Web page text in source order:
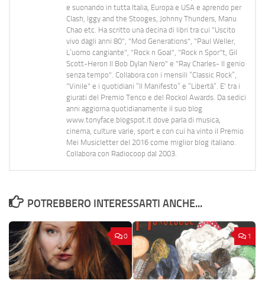
e suonando in tutta Italia, Europa e USA e aprendo per
Clash, Iggy and the Stooges, Johnny Thunders, Manu
Chao etc. Ha scritto una decina di libri tra cui "Uscito
vivo dagli anni 80", "Mod Generations", "Paul Weller,
L’uomo cangiante", "Rock n Goal", "Rock n Spor"t, Gil
Scott-Heron Il Bob Dylan Nero" e "Ray Charles- Il genio
senza tempo". Collabora con i mensili “Classic Rock”,
"Vinile" e i quotidiani “Il Manifesto” e “Libertà”. E' tra i
giurati del Premio Tenco e del Rockol Awards. Da sedici
anni aggiorna quotidianamente il suo blog
www.tonyface.blogspot.it dove parla di musica,
cinema, culture varie, sport e con cui ha vinto il Premio
Mei Musicletter del 2016 come miglior blog italiano.
Collabora con Radiocoop dal 2003.
POTREBBERO INTERESSARTI ANCHE...
0 1